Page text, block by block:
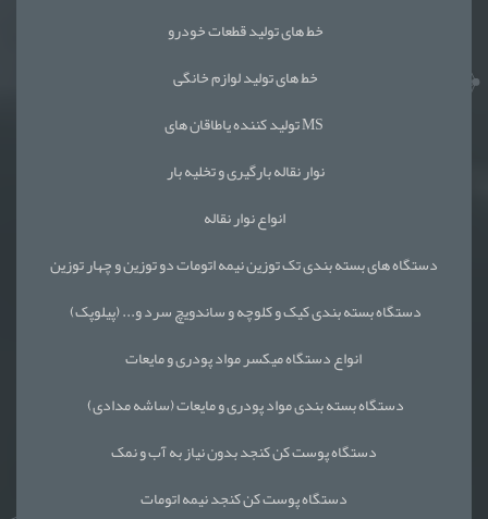
خط های تولید قطعات خودرو
خط های تولید لوازم خانگی
تولید کننده یاطاقان های MS
نوار نقاله بارگیری و تخلیه بار
انواع نوار نقاله
دستگاه های بسته بندی تک توزین نیمه اتومات دو توزین و چهار توزین
دستگاه بسته بندی کیک و کلوچه و ساندویچ سرد و... (پیلوپک)
انواع دستگاه میکسر مواد پودری و مایعات
دستگاه بسته بندی مواد پودری و مایعات (ساشه مدادی)
دستگاه پوست کن کنجد نیمه اتومات